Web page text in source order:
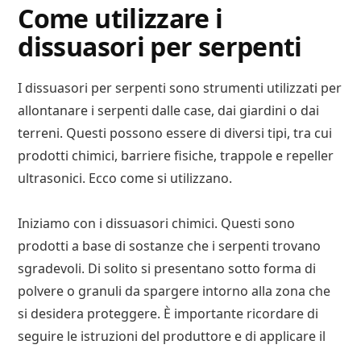
Come utilizzare i
dissuasori per serpenti
I dissuasori per serpenti sono strumenti utilizzati per
allontanare i serpenti dalle case, dai giardini o dai
terreni. Questi possono essere di diversi tipi, tra cui
prodotti chimici, barriere fisiche, trappole e repeller
ultrasonici. Ecco come si utilizzano.
Iniziamo con i dissuasori chimici. Questi sono
prodotti a base di sostanze che i serpenti trovano
sgradevoli. Di solito si presentano sotto forma di
polvere o granuli da spargere intorno alla zona che
si desidera proteggere. È importante ricordare di
seguire le istruzioni del produttore e di applicare il